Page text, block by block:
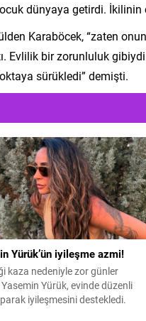
dünyaya getirdi.
Karaböcek, “zaten
Evlilik bir zorunluluk
sürükledi” demişti.
Yürük’ün iyileşme azmi!
kaza nedeniyle zor günler
Yürük, evinde düzenli
iyileşmesini destekledi.